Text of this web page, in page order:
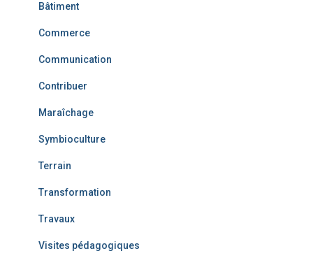
Bâtiment
Commerce
Communication
Contribuer
Maraîchage
Symbioculture
Terrain
Transformation
Travaux
Visites pédagogiques